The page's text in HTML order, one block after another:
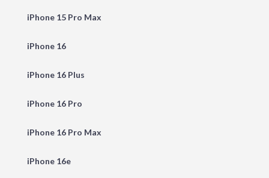
iPhone 15 Pro Max
iPhone 16
iPhone 16 Plus
iPhone 16 Pro
iPhone 16 Pro Max
iPhone 16e